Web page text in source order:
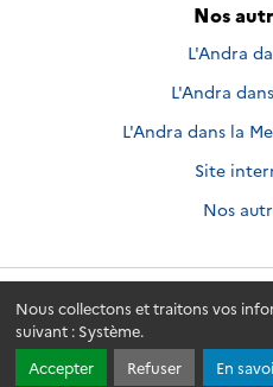
Nous collectons et traitons vos
suivant : Système.
Accepter
Refuser En
Nos
L'Andra
L'Andra
L'Andra dans la
Site
Nos
Andra.fr © 2026 -